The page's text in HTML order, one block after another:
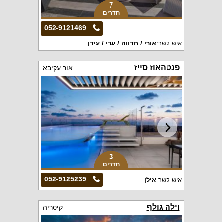
7
חדרים
052-9121469
איש קשר:אורי / חדווה / עדי / עידן
פנטהאוז סייז אור עקיבא
3
חדרים
052-9125239 איש קשר:אילן
וילה גולף קיסריה